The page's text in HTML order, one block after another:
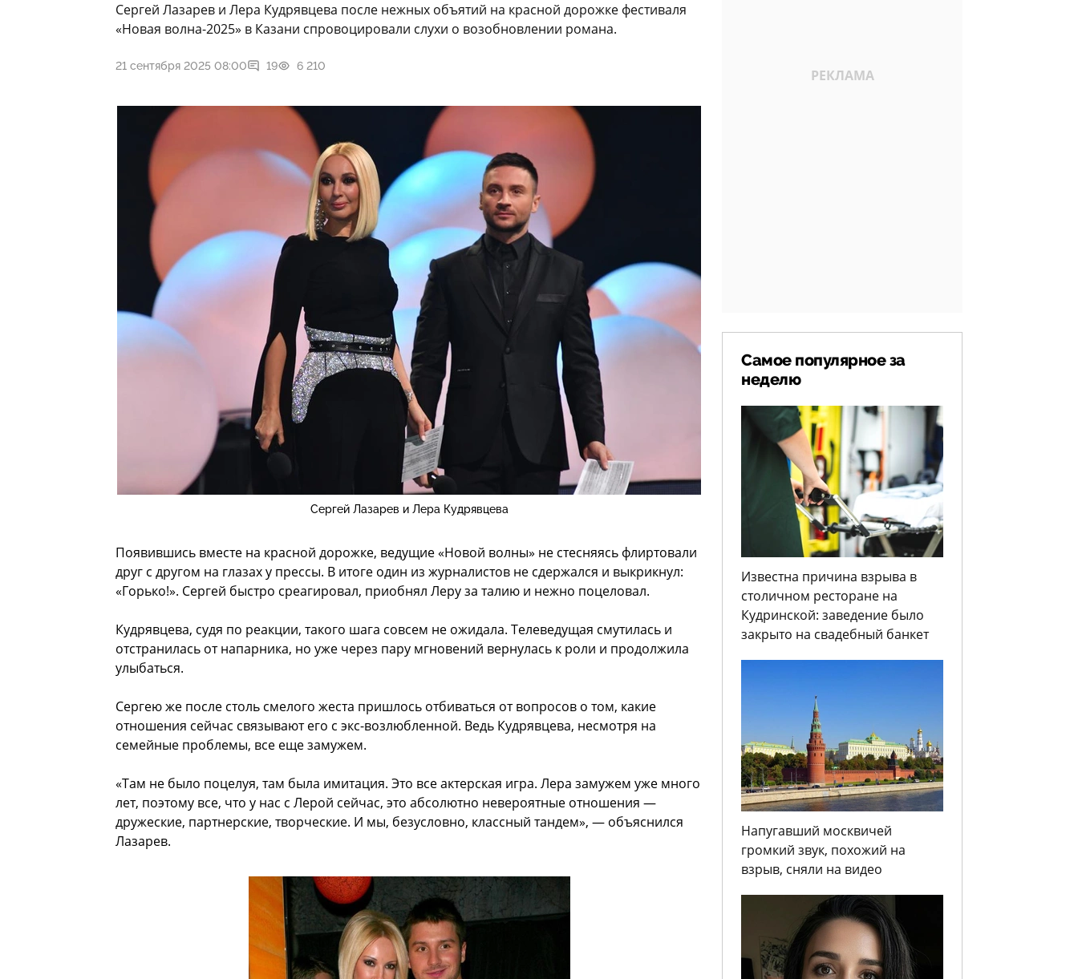
Сергей Лазарев и Лера Кудрявцева после нежных объятий на красной дорожке фестиваля
«Новая волна-2025» в Казани спровоцировали слухи о возобновлении романа.
21 сентября 2025 08:00 19 6 210
Сергей Лазарев и Лера Кудрявцева
Появившись вместе на красной дорожке, ведущие «Новой волны» не стесняясь флиртовали
друг с другом на глазах у прессы. В итоге один из журналистов не сдержался и выкрикнул:
«Горько!». Сергей быстро среагировал, приобнял Леру за талию и нежно поцеловал.
Кудрявцева, судя по реакции, такого шага совсем не ожидала. Телеведущая смутилась и
отстранилась от напарника, но уже через пару мгновений вернулась к роли и продолжила
улыбаться.
Сергею же после столь смелого жеста пришлось отбиваться от вопросов о том, какие
отношения сейчас связывают его с экс-возлюбленной. Ведь Кудрявцева, несмотря на
семейные проблемы, все еще замужем.
«Там не было поцелуя, там была имитация. Это все актерская игра. Лера замужем уже много
лет, поэтому все, что у нас с Лерой сейчас, это абсолютно невероятные отношения —
дружеские, партнерские, творческие. И мы, безусловно, классный тандем», — объяснился
Лазарев.
Самое популярное за
неделю
Известна причина взрыва в
столичном ресторане на
Кудринской: заведение было
закрыто на свадебный банкет
Напугавший москвичей
громкий звук, похожий на
взрыв, сняли на видео